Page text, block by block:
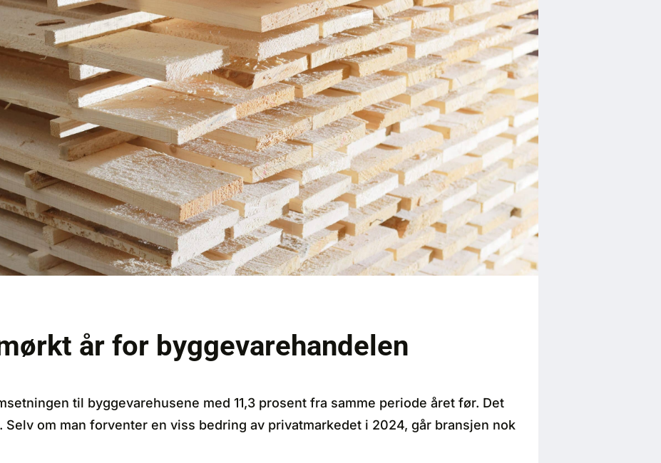
år for byggevarehandelen
til byggevarehusene med 11,3 prosent fra samme periode året før. Det
Selv om man forventer en viss bedring av privatmarkedet i 2024, går bransjen nok